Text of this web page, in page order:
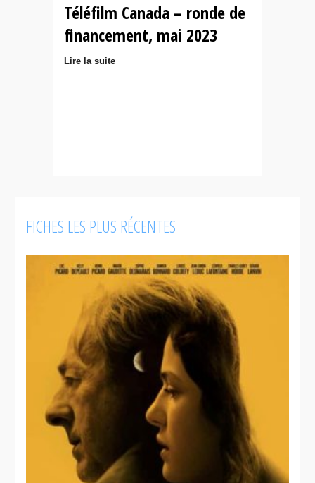
Téléfilm Canada – ronde de
financement, mai 2023
Lire la suite
FICHES LES PLUS RÉCENTES